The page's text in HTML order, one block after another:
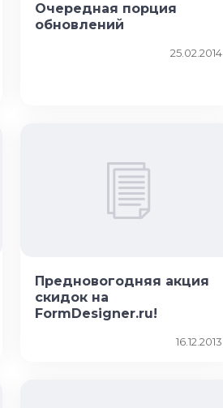
Очередная порция
обновлений
25.02.2014
Предновогодняя акция
скидок на
FormDesigner.ru!
16.12.2013